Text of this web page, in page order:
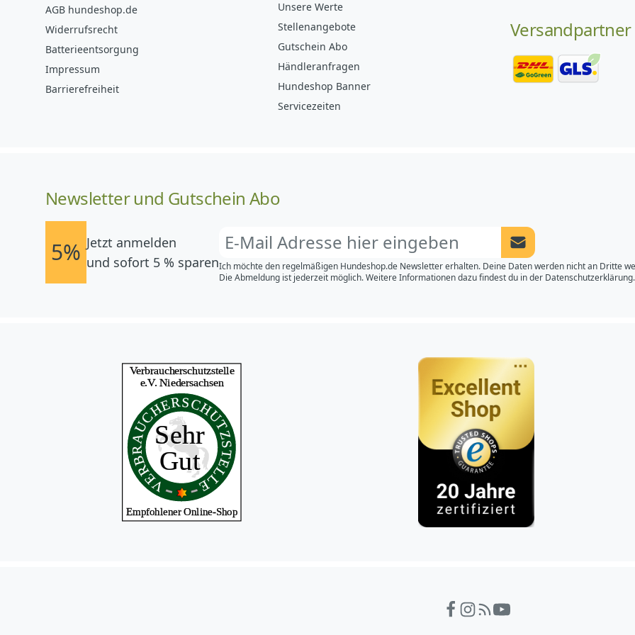
AGB hundeshop.de
Widerrufsrecht
Batterieentsorgung
Impressum
Barrierefreiheit
Unsere Werte
Stellenangebote
Gutschein Abo
Händleranfragen
Hundeshop Banner
Servicezeiten
Versandpartner
Newsletter und Gutschein Abo
5% Jetzt anmelden
und sofort 5 % sparen
Newsletter Anmeldung
Ich möchte den regelmäßigen Hundeshop.de Newsletter erhalten. Deine Daten werden nicht an Dritte
Die Abmeldung ist jederzeit möglich. Weitere Informationen dazu findest du in der Datenschutzerklärung.
Hundeshop.de
Hundeshop.de
Hundeshop.de